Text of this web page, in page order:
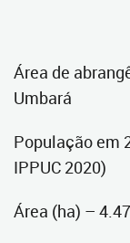
Área de
Umbará
População em
IPPUC 2020)
Área (ha) –